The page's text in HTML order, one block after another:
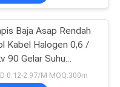
Baja Asap Rendah
Kabel Halogen 0,6 /
90 Gelar Suhu
0.12-2.97/M MOQ:300m